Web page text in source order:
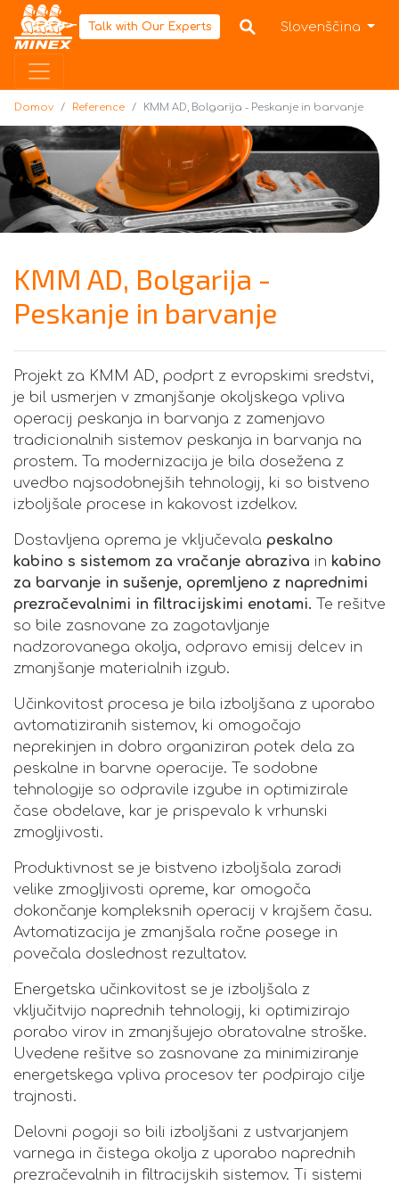
Domov
Talk with Our Experts Slovenščina
Domov Reference KMM AD, Bolgarija - Peskanje in barvanje
KMM AD, Bolgarija -
Peskanje in barvanje
Projekt za KMM AD, podprt z evropskimi sredstvi,
je bil usmerjen v zmanjšanje okoljskega vpliva
operacij peskanja in barvanja z zamenjavo
tradicionalnih sistemov peskanja in barvanja na
prostem. Ta modernizacija je bila dosežena z
uvedbo najsodobnejših tehnologij, ki so bistveno
izboljšale procese in kakovost izdelkov.
Dostavljena oprema je vključevala peskalno
kabino s sistemom za vračanje abraziva in kabino
za barvanje in sušenje, opremljeno z naprednimi
prezračevalnimi in filtracijskimi enotami. Te rešitve
so bile zasnovane za zagotavljanje
nadzorovanega okolja, odpravo emisij delcev in
zmanjšanje materialnih izgub.
Učinkovitost procesa je bila izboljšana z uporabo
avtomatiziranih sistemov, ki omogočajo
neprekinjen in dobro organiziran potek dela za
peskalne in barvne operacije. Te sodobne
tehnologije so odpravile izgube in optimizirale
čase obdelave, kar je prispevalo k vrhunski
zmogljivosti.
Produktivnost se je bistveno izboljšala zaradi
velike zmogljivosti opreme, kar omogoča
dokončanje kompleksnih operacij v krajšem času.
Avtomatizacija je zmanjšala ročne posege in
povečala doslednost rezultatov.
Energetska učinkovitost se je izboljšala z
vključitvijo naprednih tehnologij, ki optimizirajo
porabo virov in zmanjšujejo obratovalne stroške.
Uvedene rešitve so zasnovane za minimiziranje
energetskega vpliva procesov ter podpirajo cilje
trajnosti.
Delovni pogoji so bili izboljšani z ustvarjanjem
varnega in čistega okolja z uporabo naprednih
prezračevalnih in filtracijskih sistemov. Ti sistemi